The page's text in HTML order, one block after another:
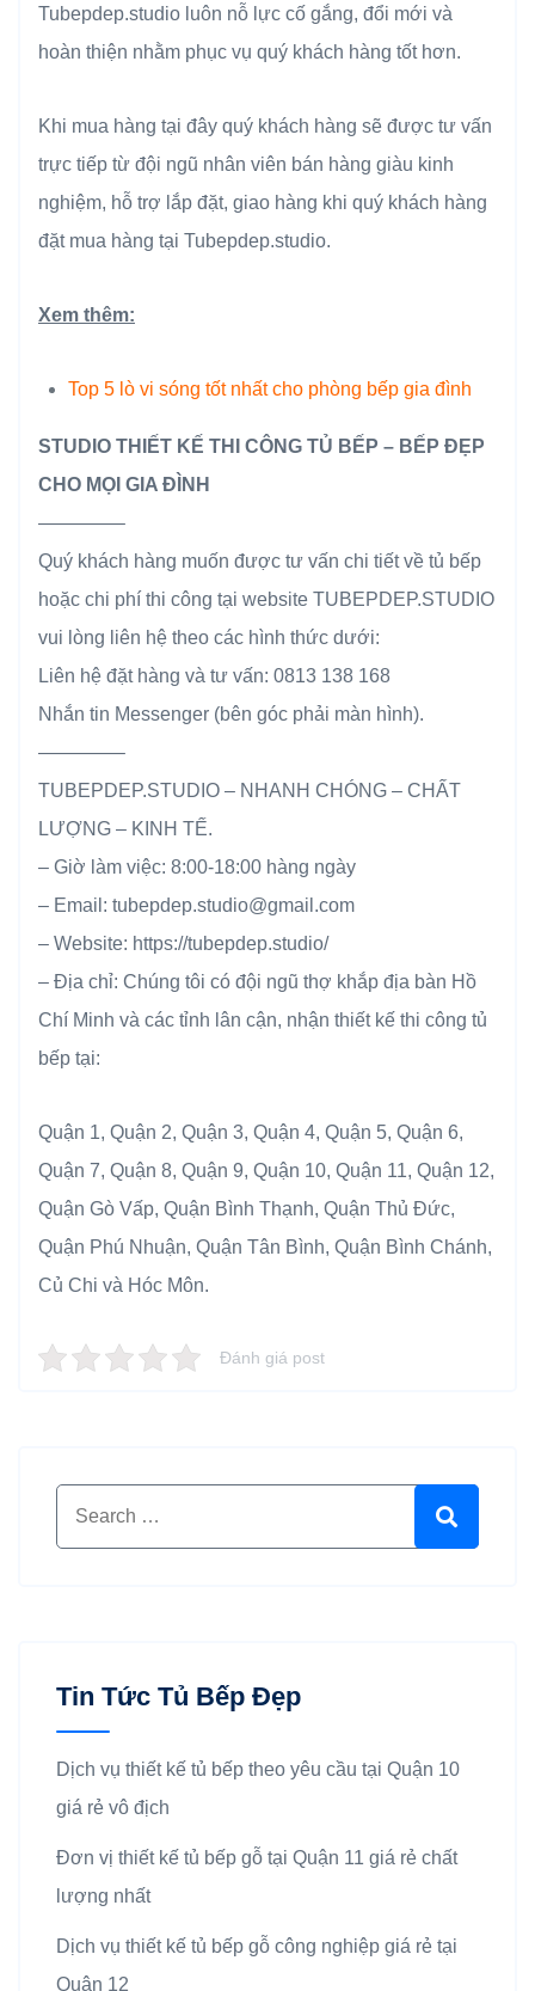
Tubepdep.studio luôn nỗ lực cố gắng, đổi mới và
hoàn thiện nhằm phục vụ quý khách hàng tốt hơn.
Khi mua hàng tại đây quý khách hàng sẽ được tư vấn
trực tiếp từ đội ngũ nhân viên bán hàng giàu kinh
nghiệm, hỗ trợ lắp đặt, giao hàng khi quý khách hàng
đặt mua hàng tại Tubepdep.studio.
Xem thêm:
Top 5 lò vi sóng tốt nhất cho phòng bếp gia đình
STUDIO THIẾT KẾ THI CÔNG TỦ BẾP – BẾP ĐẸP
CHO MỌI GIA ĐÌNH
————–
Quý khách hàng muốn được tư vấn chi tiết về tủ bếp
hoặc chi phí thi công tại website TUBEPDEP.STUDIO
vui lòng liên hệ theo các hình thức dưới:
Liên hệ đặt hàng và tư vấn: 0813 138 168
Nhắn tin Messenger (bên góc phải màn hình).
————–
TUBEPDEP.STUDIO – NHANH CHÓNG – CHẤT
LƯỢNG – KINH TẾ.
– Giờ làm việc: 8:00-18:00 hàng ngày
– Email: tubepdep.studio@gmail.com
– Website: https://tubepdep.studio/
– Địa chỉ: Chúng tôi có đội ngũ thợ khắp địa bàn Hồ
Chí Minh và các tỉnh lân cận, nhận thiết kế thi công tủ
bếp tại:
Quận 1, Quận 2, Quận 3, Quận 4, Quận 5, Quận 6,
Quận 7, Quận 8, Quận 9, Quận 10, Quận 11, Quận 12,
Quận Gò Vấp, Quận Bình Thạnh, Quận Thủ Đức,
Quận Phú Nhuận, Quận Tân Bình, Quận Bình Chánh,
Củ Chi và Hóc Môn.
Đánh giá post
Tin Tức Tủ Bếp Đẹp
Dịch vụ thiết kế tủ bếp theo yêu cầu tại Quận 10
giá rẻ vô địch
Đơn vị thiết kế tủ bếp gỗ tại Quận 11 giá rẻ chất
lượng nhất
Dịch vụ thiết kế tủ bếp gỗ công nghiệp giá rẻ tại
Quận 12